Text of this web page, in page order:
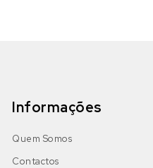
Informações
Quem Somos
Contactos